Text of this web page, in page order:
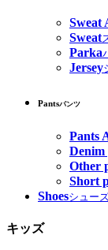
Sweat
Sweat
Parka
Jersey
Pantsパンツ
Pants
Denim
Other
Short
Shoesシュー
キッズ